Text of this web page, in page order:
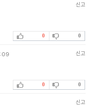
신고
0 0
신고
0 0
신고